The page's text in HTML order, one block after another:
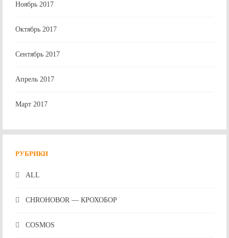
Ноябрь 2017
Октябрь 2017
Сентябрь 2017
Апрель 2017
Март 2017
РУБРИКИ
ALL
CHROHOBOR — КРОХОБОР
COSMOS